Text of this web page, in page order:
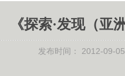
《探索·发现（亚
发布时间： 2012-09-